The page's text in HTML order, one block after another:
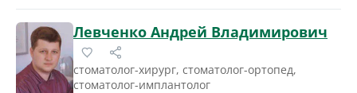
Левченко Андрей Владимирович
стоматолог-хирург, стоматолог-ортопед,
стоматолог-имплантолог